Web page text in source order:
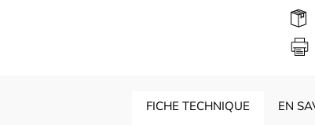
FICHE TECHNIQUE EN